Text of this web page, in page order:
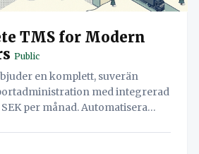
TMS for Modern
Public
en komplett, suverän
med integrerad
per månad. Automatisera